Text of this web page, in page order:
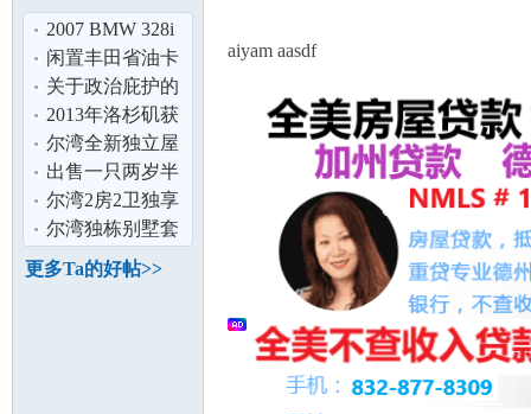
2007 BMW 328i
低里程状态佳,仅
售$11900
闲置丰田省油卡
罗拉出租 $ 680
关于政治庇护的
疑问求好心人解
答
2013年洛杉矶获
得杰出学校名单
（初中和高
尔湾全新独立屋
首次出租,欢迎咨
询
出售一只两岁半
阳光拉布拉多男
孩子
尔湾2房2卫独享
公寓,拎包入住
尔湾独栋别墅套
房分租
更多Ta的好帖>>
aiyam aasdf